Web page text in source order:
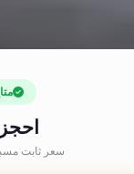
متاح 24
سعر ثابت